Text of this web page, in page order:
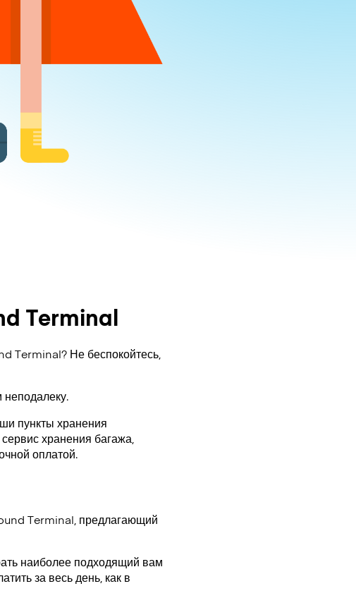
Terminal
Terminal? Не беспокойтесь,
неподалеку.
пункты хранения
хранения багажа,
оплатой.
Terminal, предлагающий
наиболее подходящий вам
за весь день, как в